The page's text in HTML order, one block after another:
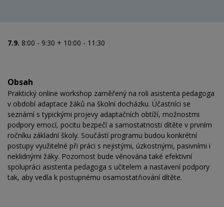
7.9. 8:00 - 9:30 + 10:00 - 11:30
Obsah
Praktický online workshop zaměřený na roli asistenta pedagoga
v období adaptace žáků na školní docházku. Účastníci se
seznámí s typickými projevy adaptačních obtíží, možnostmi
podpory emocí, pocitu bezpečí a samostatnosti dítěte v prvním
ročníku základní školy. Součástí programu budou konkrétní
postupy využitelné při práci s nejistými, úzkostnými, pasivními i
neklidnými žáky. Pozornost bude věnována také efektivní
spolupráci asistenta pedagoga s učitelem a nastavení podpory
tak, aby vedla k postupnému osamostatňování dítěte.